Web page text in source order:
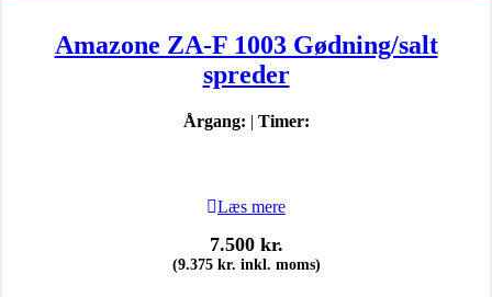
Amazone ZA-F 1003 Gødning/salt
spreder
Årgang: | Timer:
Læs mere
7.500 kr.
(9.375 kr. inkl. moms)